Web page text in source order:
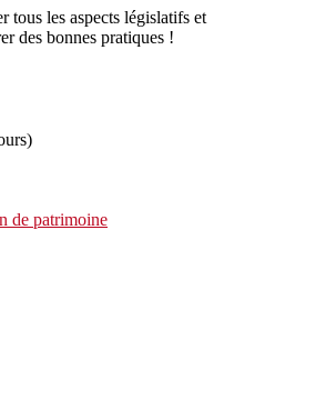
tous les aspects législatifs et
des bonnes pratiques !
de patrimoine